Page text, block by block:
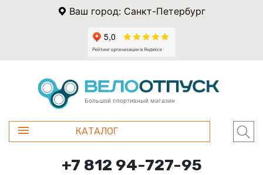
Ваш город: Санкт-Петербург
Большой спортивный магазин
КАТАЛОГ
+7 812 94-727-95